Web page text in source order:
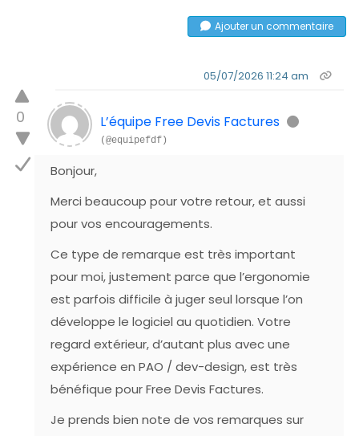
Ajouter un commentaire
0
05/07/2026 11:24 am
L’équipe Free Devis Factures
(@equipefdf)
Bonjour,
Merci beaucoup pour votre retour, et aussi
pour vos encouragements.
Ce type de remarque est très important
pour moi, justement parce que l’ergonomie
est parfois difficile à juger seul lorsque l’on
développe le logiciel au quotidien. Votre
regard extérieur, d’autant plus avec une
expérience en PAO / dev-design, est très
bénéfique pour Free Devis Factures.
Je prends bien note de vos remarques sur